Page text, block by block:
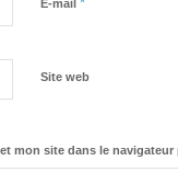
E-mail
Site web
mon site dans le